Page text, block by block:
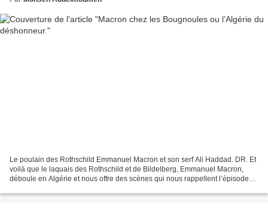
Le poulain des Rothschild Emmanuel Macron et son serf Ali Haddad. DR. Et
voilà que le laquais des Rothschild et de Bildelberg, Emmanuel Macron,
déboule en Algérie et nous offre des scènes qui nous rappellent l’épisode